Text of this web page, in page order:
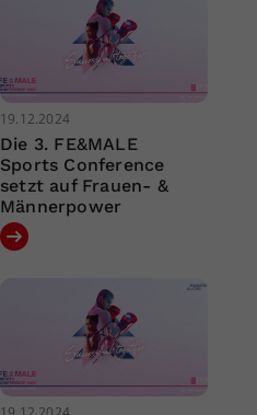
19.12.2024
Die 3. FE&MALE
Sports Conference
setzt auf Frauen- &
Männerpower